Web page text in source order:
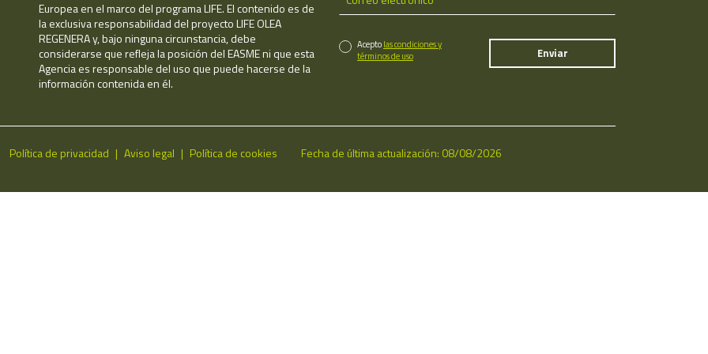
Europea en el marco del programa LIFE. El contenido es de
la exclusiva responsabilidad del proyecto LIFE OLEA
REGENERA y, bajo ninguna circunstancia, debe
considerarse que refleja la posición del EASME ni que esta
Agencia es responsable del uso que puede hacerse de la
información contenida en él.
Aceptolas condiciones y
términos de uso
Política de privacidad Aviso legal Política de cookies Fecha de última actualización: 08/08/2026